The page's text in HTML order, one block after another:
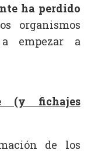
ha perdido
organismos
empezar a
(y fichajes
de los